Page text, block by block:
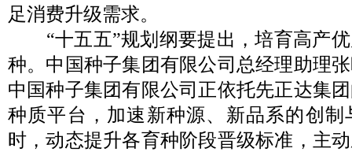
足消费升级需求。
“十五五”规划纲要提出，培育高产优
种。中国种子集团有限公司总经理助理
中国种子集团有限公司正依托先正达集
种质平台，加速新种源、新品系的创制
时，动态提升各育种阶段晋级标准，主